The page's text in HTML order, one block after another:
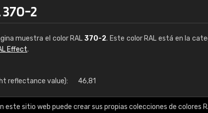
370-2
muestra el color RAL370-2. Este color RAL está en la
Effect.
reflectance value): 46,81
este sitio web puede crear sus propias colecciones de colores